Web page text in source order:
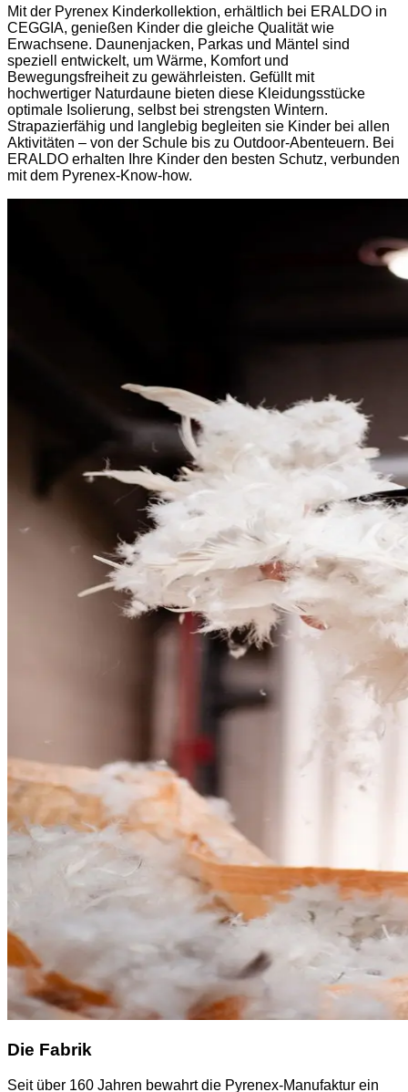
Mit der Pyrenex Kinderkollektion, erhältlich bei ERALDO in
CEGGIA, genießen Kinder die gleiche Qualität wie
Erwachsene. Daunenjacken, Parkas und Mäntel sind
speziell entwickelt, um Wärme, Komfort und
Bewegungsfreiheit zu gewährleisten. Gefüllt mit
hochwertiger Naturdaune bieten diese Kleidungsstücke
optimale Isolierung, selbst bei strengsten Wintern.
Strapazierfähig und langlebig begleiten sie Kinder bei allen
Aktivitäten – von der Schule bis zu Outdoor-Abenteuern. Bei
ERALDO erhalten Ihre Kinder den besten Schutz, verbunden
mit dem Pyrenex-Know-how.
Die Fabrik
Seit über 160 Jahren bewahrt die Pyrenex-Manufaktur ein